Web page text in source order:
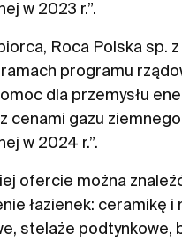
w 2023 r.”.
Roca Polska sp. z
programu
dla przemysłu
cenami gazu
w 2024 r.”.
ofercie można
łazienek: ceramikę i
stelaże podtynkowe,